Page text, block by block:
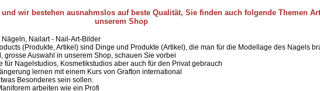
wir bestehen ausnahmslos auf beste Qualität, Sie finden auch folgende Themen
unserem Shop
Nailart - Nail-Art-Bilder
(Produkte, Artikel) sind Dinge und Produkte (Artikel), die man für die Modellage des Nagels
grosse Auswahl in unserem Shop, schauen Sie vorbei
für Nagelstudios, Kosmetikstudios aber auch für den Privat gebrauch
lernen mit einem Kurs von Grafton international
Besonderes sein sollen.
arbeiten wie ein Profi